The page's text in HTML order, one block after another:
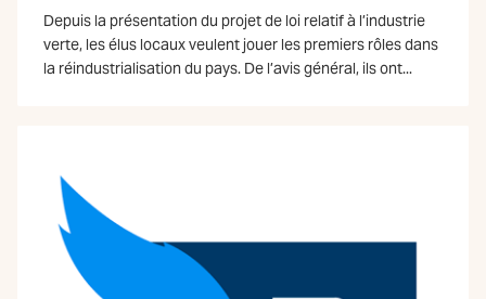
Depuis la présentation du projet de loi relatif à l’industrie
verte, les élus locaux veulent jouer les premiers rôles dans
la réindustrialisation du pays. De l’avis général, ils ont...